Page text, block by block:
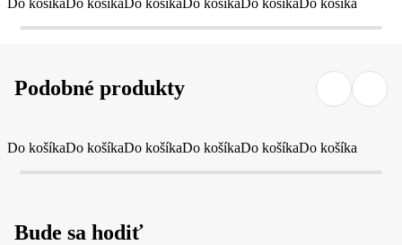
Do košíkaDo košíkaDo košíkaDo košíkaDo košíkaDo košíka
Podobné produkty
Do košíkaDo košíkaDo košíkaDo košíkaDo košíkaDo košíka
Bude sa hodiť